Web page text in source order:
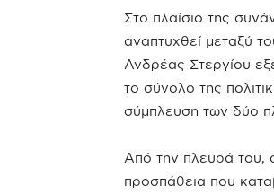
Στο πλαίσιο της
αναπτυχθεί μεταξύ
Ανδρέας Στεργίου
το σύνολο της
σύμπλευση των δύο
Από την πλευρά του,
προσπάθεια που